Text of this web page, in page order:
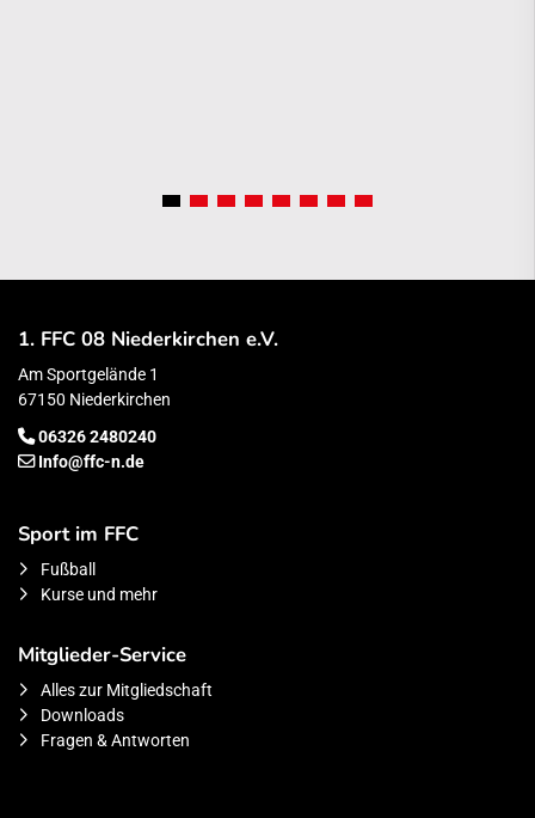
1. FFC 08 Niederkirchen e.V.
Am Sportgelände 1
67150 Niederkirchen
06326 2480240
Info@ffc-n.de
Sport im FFC
Fußball
Kurse und mehr
Mitglieder-Service
Alles zur Mitgliedschaft
Downloads
Fragen & Antworten